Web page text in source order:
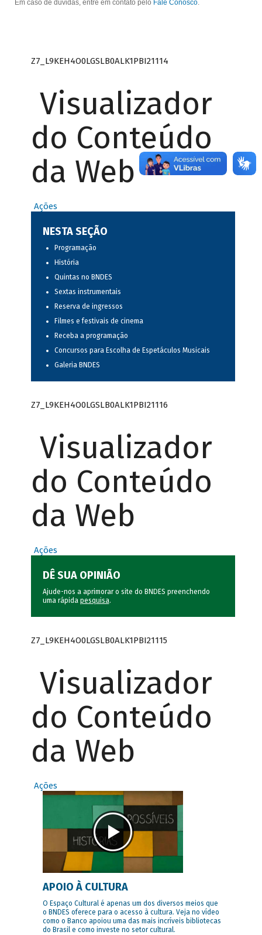
Em caso de dúvidas, entre em contato pelo Fale Conosco.
Z7_L9KEH4O0LGSLB0ALK1PBI21114
Visualizador
do Conteúdo
da Web
Ações
NESTA SEÇÃO
Programação
História
Quintas no BNDES
Sextas instrumentais
Reserva de ingressos
Filmes e festivais de cinema
Receba a programação
Concursos para Escolha de Espetáculos Musicais
Galeria BNDES
Z7_L9KEH4O0LGSLB0ALK1PBI21116
Visualizador
do Conteúdo
da Web
Ações
DÊ SUA OPINIÃO
Ajude-nos a aprimorar o site do BNDES preenchendo
uma rápida pesquisa.
Z7_L9KEH4O0LGSLB0ALK1PBI21115
Visualizador
do Conteúdo
da Web
Ações
APOIO À CULTURA
O Espaço Cultural é apenas um dos diversos meios que
o BNDES oferece para o acesso à cultura. Veja no vídeo
como o Banco apoiou uma das mais incríveis bibliotecas
do Brasil e como investe no setor cultural.